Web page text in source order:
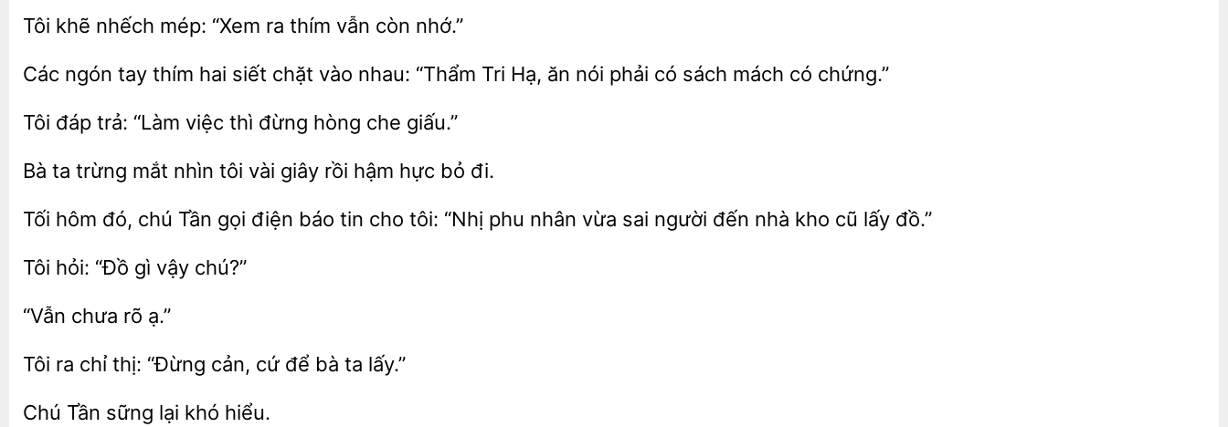
khẽ nhếch mép: “Xem ra vẫn còn
ngón tay thím hai siết chặt vào “Thẩm Tri Hạ, ăn nói phải sách mách có chứng.”
Tôi “Làm việc thì đừng che giấu.”
Bà trừng mắt nhìn tôi vài giây rồi hực bỏ
Tối hôm đó, chú Tần gọi điện báo cho tôi: “Nhị nhân sai người đến nhà kho cũ lấy đồ.”
hỏi: “Đồ vậy
“Vẫn
ra thị: “Đừng cản, để bà ta lấy.”
Chú sững lại